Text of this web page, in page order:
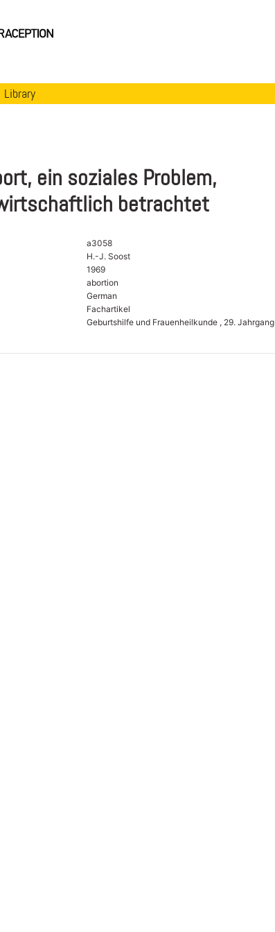
Library
ein soziales Problem,
betrachtet
a3058
H.-J. Soost
1969
abortion
German
Fachartikel
Geburtshilfe und Frauenheilkunde , 29. Jahrgang